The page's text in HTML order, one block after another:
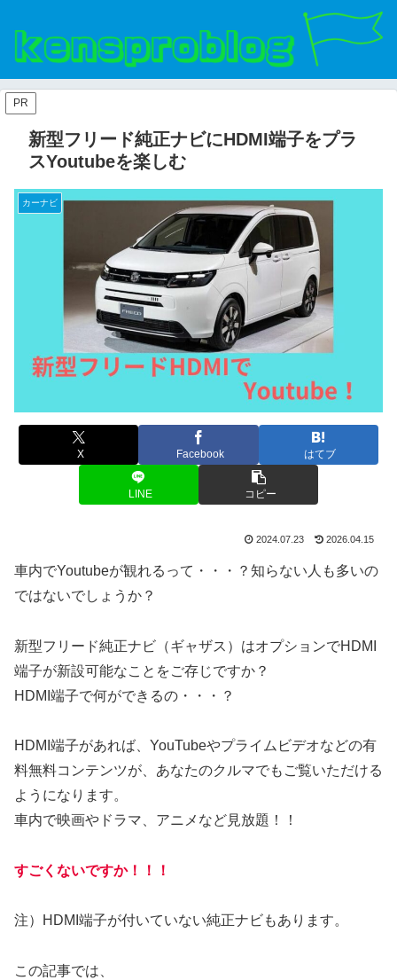
PR
新型フリード純正ナビにHDMI端子をプラ
スYoutubeを楽しむ
カーナビ
X Facebook はてブ
LINE コピー
2024.07.23 2026.04.15
車内でYoutubeが観れるって・・・？知らない人も多いの
ではないでしょうか？
新型フリード純正ナビ（ギャザス）はオプションでHDMI
端子が新設可能なことをご存じですか？
HDMI端子で何ができるの・・・？
HDMI端子があれば、YouTubeやプライムビデオなどの有
料無料コンテンツが、あなたのクルマでもご覧いただける
ようになります。
車内で映画やドラマ、アニメなど見放題！！
すごくないですか！！！
注）HDMI端子が付いていない純正ナビもあります。
この記事では、